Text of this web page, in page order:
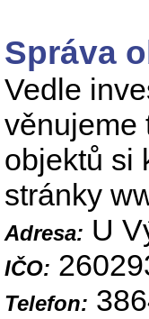
Správa
Vedle
věnujeme
objektů si
stránky
Adresa: U
IČO:
Telefon: